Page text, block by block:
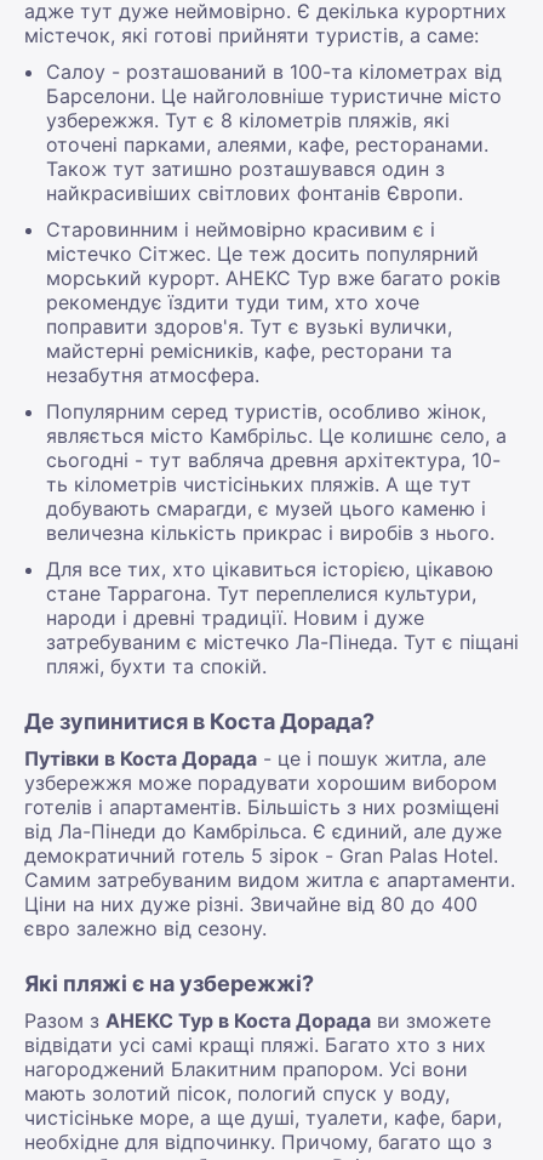
адже тут дуже неймовірно. Є декілька курортних
містечок, які готові прийняти туристів, а саме:
Салоу - розташований в 100-та кілометрах від
Барселони. Це найголовніше туристичне місто
узбережжя. Тут є 8 кілометрів пляжів, які
оточені парками, алеями, кафе, ресторанами.
Також тут затишно розташувався один з
найкрасивіших світлових фонтанів Європи.
Старовинним і неймовірно красивим є і
містечко Сітжес. Це теж досить популярний
морський курорт. АНЕКС Тур вже багато років
рекомендує їздити туди тим, хто хоче
поправити здоров'я. Тут є вузькі вулички,
майстерні ремісників, кафе, ресторани та
незабутня атмосфера.
Популярним серед туристів, особливо жінок,
являється місто Камбрільс. Це колишнє село, а
сьогодні - тут вабляча древня архітектура, 10-
ть кілометрів чистісіньких пляжів. А ще тут
добувають смарагди, є музей цього каменю і
величезна кількість прикрас і виробів з нього.
Для все тих, хто цікавиться історією, цікавою
стане Таррагона. Тут переплелися культури,
народи і древні традиції. Новим і дуже
затребуваним є містечко Ла-Пінеда. Тут є піщані
пляжі, бухти та спокій.
Де зупинитися в Коста Дорада?
Путівки в Коста Дорада - це і пошук житла, але
узбережжя може порадувати хорошим вибором
готелів і апартаментів. Більшість з них розміщені
від Ла-Пінеди до Камбрільса. Є єдиний, але дуже
демократичний готель 5 зірок - Gran Palas Hotel.
Самим затребуваним видом житла є апартаменти.
Ціни на них дуже різні. Звичайне від 80 до 400
євро залежно від сезону.
Які пляжі є на узбережжі?
Разом з АНЕКС Тур в Коста Дорада ви зможете
відвідати усі самі кращі пляжі. Багато хто з них
нагороджений Блакитним прапором. Усі вони
мають золотий пісок, пологий спуск у воду,
чистісіньке море, а ще душі, туалети, кафе, бари,
необхідне для відпочинку. Причому, багато що з